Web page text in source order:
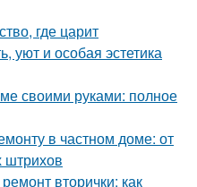
где царит
уют и особая эстетика
своими руками: полное
в частном доме: от
штрихов
вторички: как